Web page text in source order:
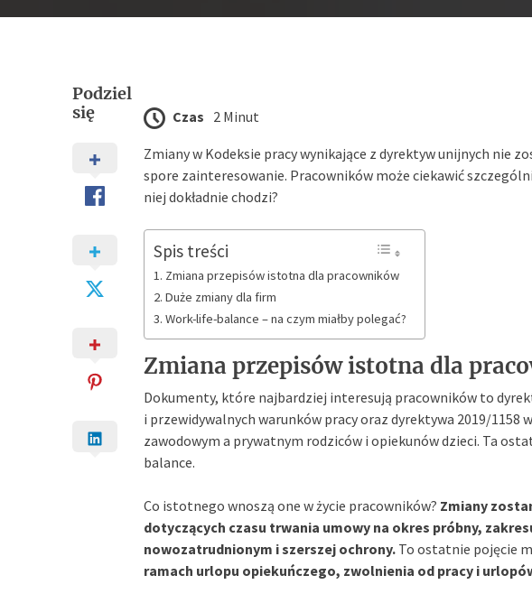
Podziel
się
Czas 2 Minut
Zmiany w Kodeksie pracy wynikające z dyrektyw unijnych nie
spore zainteresowanie. Pracowników może ciekawić
niej dokładnie chodzi?
Spis treści
Zmiana przepisów istotna dla pracowników
Duże zmiany dla firm
Work-life-balance – na czym miałby polegać?
Zmiana przepisów istotna dla
Dokumenty, które najbardziej interesują pracowników to
i przewidywalnych warunków pracy oraz dyrektywa 2019/1158
zawodowym a prywatnym rodziców i opiekunów dzieci. Ta
balance.
Co istotnego wnoszą one w życie pracowników? Zmiany
dotyczących czasu trwania umowy na okres próbny,
nowozatrudnionym i szerszej ochrony. To ostatnie pojęcie
ramach urlopu opiekuńczego, zwolnienia od pracy i